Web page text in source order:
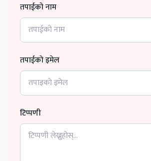
तपाईको नाम
तपाईको इमेल
टिप्पणी